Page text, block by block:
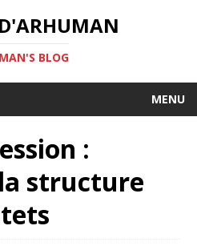
BLOG
MENU
:
structure